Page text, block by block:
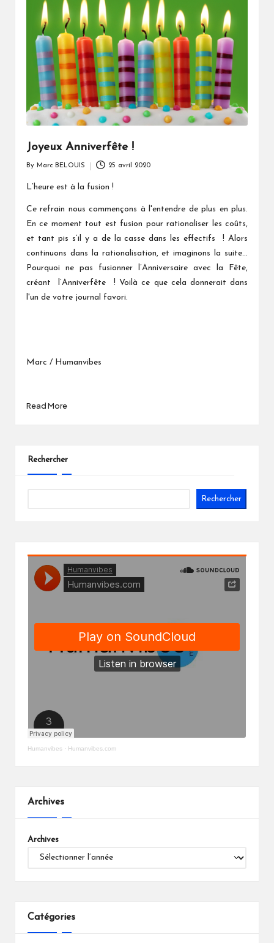
Joyeux Anniverfête !
by
By Marc BELOUIS 25 avril 2020
L’heure est à la fusion !
Ce refrain nous commençons à l'entendre de plus en plus.
En ce moment tout est fusion pour rationaliser les coûts,
et tant pis s’il y a de la casse dans les effectifs ! Alors
continuons dans la rationalisation, et imaginons la suite…
Pourquoi ne pas fusionner l’Anniversaire avec la Fête,
créant l’Anniverfête ! Voilà ce que cela donnerait dans
l'un de votre journal favori.
Marc / Humanvibes
Read More
Rechercher
Rechercher
Humanvibes · Humanvibes.com
Archives
Archives
Catégories